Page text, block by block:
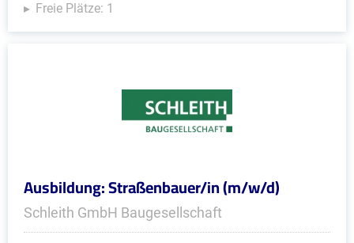
Freie Plätze: 1
Ausbildung: Straßenbauer/in (m/w/d)
Schleith GmbH Baugesellschaft